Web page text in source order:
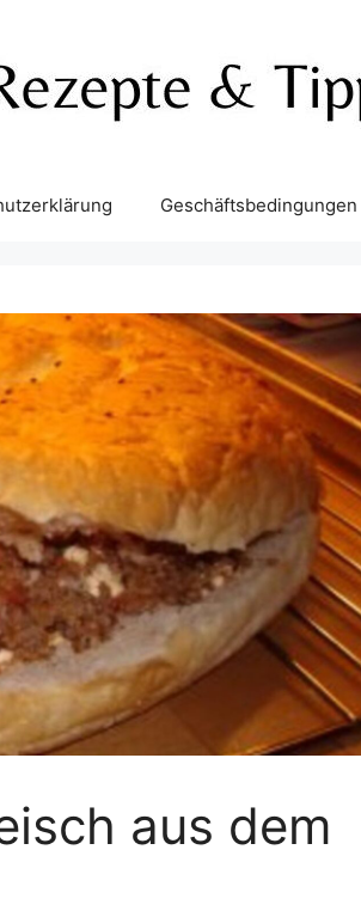
Geschäftsbedingungen
aus dem